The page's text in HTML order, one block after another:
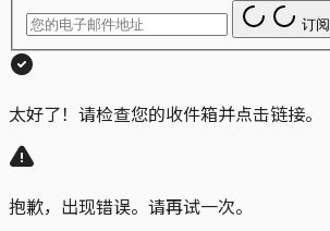
订阅
太好了！请检查您的收件箱并点击链接。
抱歉，出现错误。请再试一次。